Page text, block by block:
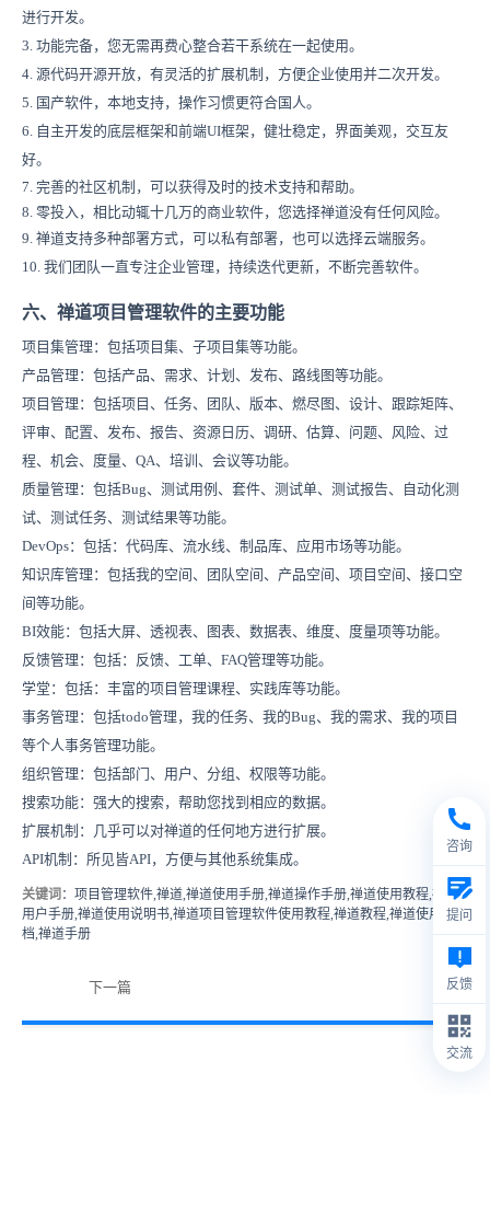
进行开发。
3. 功能完备，您无需再费心整合若干系统在一起使用。
4. 源代码开源开放，有灵活的扩展机制，方便企业使用并二次开发。
5. 国产软件，本地支持，操作习惯更符合国人。
6. 自主开发的底层框架和前端UI框架，健壮稳定，界面美观，交互友
好。
7. 完善的社区机制，可以获得及时的技术支持和帮助。
8. 零投入，相比动辄十几万的商业软件，您选择禅道没有任何风险。
9. 禅道支持多种部署方式，可以私有部署，也可以选择云端服务。
10. 我们团队一直专注企业管理，持续迭代更新，不断完善软件。
六、禅道项目管理软件的主要功能
项目集管理：包括项目集、子项目集等功能。
产品管理：包括产品、需求、计划、发布、路线图等功能。
项目管理：包括项目、任务、团队、版本、燃尽图、设计、跟踪矩阵、
评审、配置、发布、报告、资源日历、调研、估算、问题、风险、过
程、机会、度量、QA、培训、会议等功能。
质量管理：包括Bug、测试用例、套件、测试单、测试报告、自动化测
试、测试任务、测试结果等功能。
DevOps：包括：代码库、流水线、制品库、应用市场等功能。
知识库管理：包括我的空间 、团队空间 、产品空间、项目空间、接口空
间等功能。
BI效能： 包括大屏、透视表、图表、数据表、维度、度量项等功能。
反馈管理：包括：反馈、工单、FAQ管理等功能。
学堂：包括：丰富的项目管理课程、实践库等功能。
事务管理：包括todo管理，我的任务、我的Bug、我的需求、我的项目
等个人事务管理功能。
组织管理：包括部门、用户、分组、权限等功能。
搜索功能：强大的搜索，帮助您找到相应的数据。
扩展机制：几乎可以对禅道的任何地方进行扩展。
API机制：所见皆API，方便与其他系统集成。
关键词 ：项目管理软件,禅道,禅道使用手册,禅道操作手册,禅道使用教程,禅道
用户手册,禅道使用说明书,禅道项目管理软件使用教程,禅道教程,禅道使用文
档,禅道手册
下一篇
咨询
提问
反馈
交流